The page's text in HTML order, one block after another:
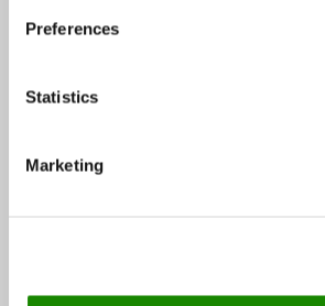
Preferences
Statistics
Marketing
suosikit ympäri Suomen